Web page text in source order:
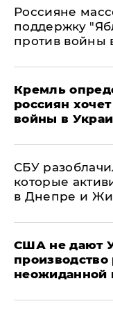
Россияне
поддержку
против войны
Кремль
россиян
войны в
СБУ
которые
в Днепре и
США не дают
неожиданной